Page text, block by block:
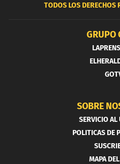
TODOS LOS DERECHOS
GRUPO
SOBRE
SERVICIO AL
POLITICAS DE
MAPA